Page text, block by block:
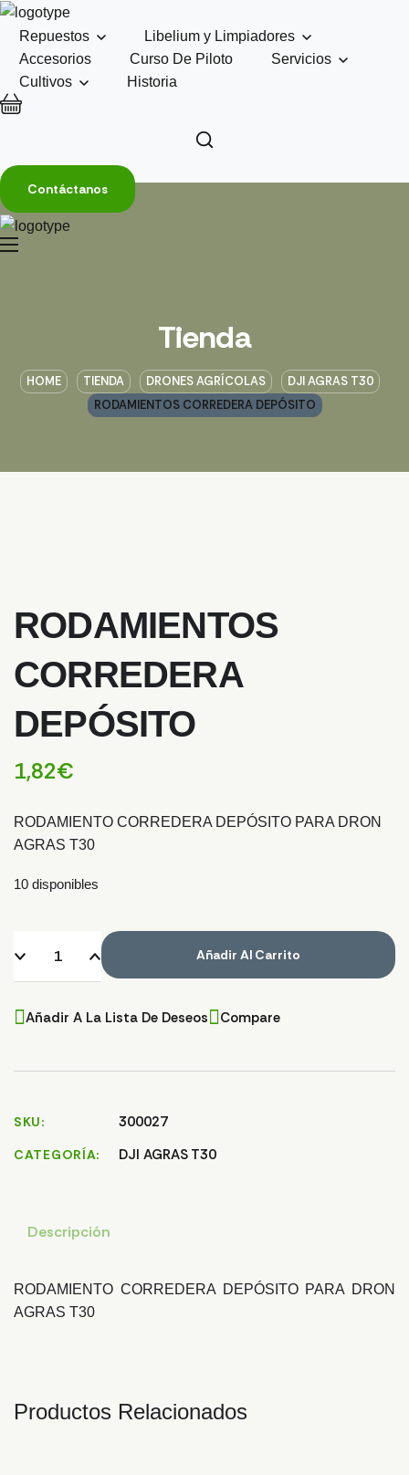
Repuestos
Libelium y Limpiadores
Accesorios
Curso De Piloto
Servicios
Cultivos
Historia
Contáctanos
Tienda
HOME TIENDA DRONES AGRÍCOLAS
DJI AGRAS T30
RODAMIENTOS CORREDERA DEPÓSITO
RODAMIENTOS
CORREDERA
DEPÓSITO
1,82€
RODAMIENTO CORREDERA DEPÓSITO PARA DRON
AGRAS T30
10 disponibles
Añadir Al Carrito
Compare
Añadir A La Lista De Deseos
SKU 300027
CATEGORÍA DJI AGRAS T30
Descripción
RODAMIENTO CORREDERA DEPÓSITO PARA DRON
AGRAS T30
Productos Relacionados